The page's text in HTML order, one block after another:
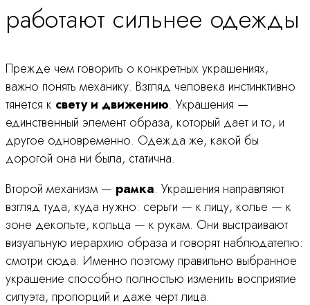
работают сильнее одежды
Прежде чем говорить о конкретных украшениях,
важно понять механику. Взгляд человека инстинктивно
тянется к свету и движению. Украшения —
единственный элемент образа, который дает и то, и
другое одновременно. Одежда же, какой бы
дорогой она ни была, статична.
Второй механизм — рамка. Украшения направляют
взгляд туда, куда нужно: серьги — к лицу, колье — к
зоне декольте, кольца — к рукам. Они выстраивают
визуальную иерархию образа и говорят наблюдателю:
смотри сюда. Именно поэтому правильно выбранное
украшение способно полностью изменить восприятие
силуэта, пропорций и даже черт лица.